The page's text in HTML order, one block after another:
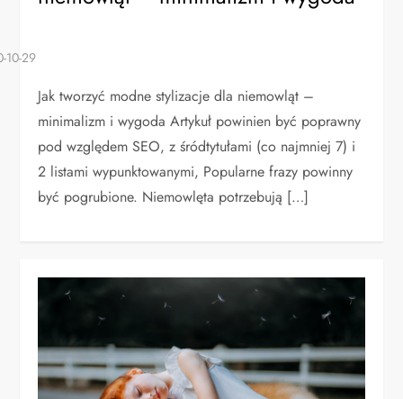
Jak tworzyć modne stylizacje dla niemowląt –
minimalizm i wygoda Artykuł powinien być poprawny
pod względem SEO, z śródtytułami (co najmniej 7) i
2 listami wypunktowanymi, Popularne frazy powinny
być pogrubione. Niemowlęta potrzebują […]